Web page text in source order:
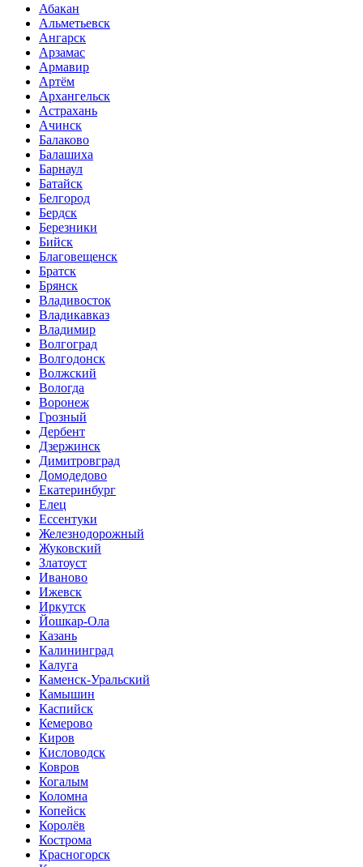
Абакан
Альметьевск
Ангарск
Арзамас
Армавир
Артём
Архангельск
Астрахань
Ачинск
Балаково
Балашиха
Барнаул
Батайск
Белгород
Бердск
Березники
Бийск
Благовещенск
Братск
Брянск
Владивосток
Владикавказ
Владимир
Волгоград
Волгодонск
Волжский
Вологда
Воронеж
Грозный
Дербент
Дзержинск
Димитровград
Домодедово
Екатеринбург
Елец
Ессентуки
Железнодорожный
Жуковский
Златоуст
Иваново
Ижевск
Иркутск
Йошкар-Ола
Казань
Калининград
Калуга
Каменск-Уральский
Камышин
Каспийск
Кемерово
Киров
Кисловодск
Ковров
Когалым
Коломна
Копейск
Королёв
Кострома
Красногорск